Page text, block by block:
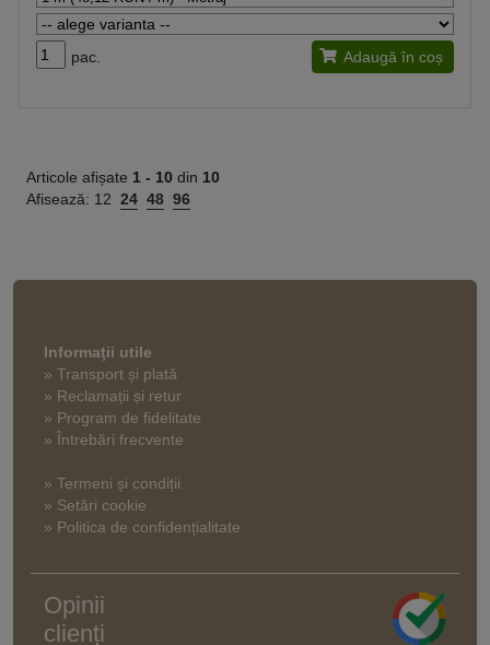
pac. Adaugă în coș
Articole afișate 1 - 10 din 10
Afisează: 12 24 48 96
Informaţii utile
» Transport și plată
» Reclamații și retur
» Program de fidelitate
» Întrebări frecvente
» Termeni și condiții
» Setări cookie
» Politica de confidențialitate
Opinii
clienți